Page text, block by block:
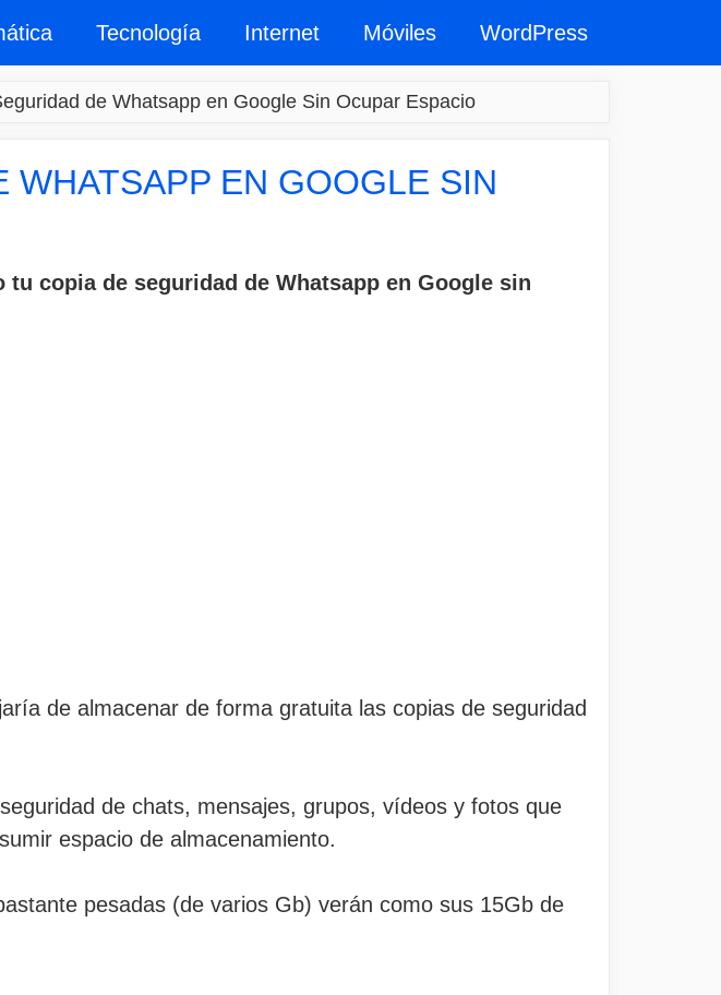
Tecnología Internet Móviles WordPress
de Whatsapp en Google Sin Ocupar Espacio
EN GOOGLE SIN
copia de seguridad de Whatsapp en Google sin
de almacenar de forma gratuita las copias de seguridad
de chats, mensajes, grupos, vídeos y fotos que
espacio de almacenamiento.
pesadas (de varios Gb) verán como sus 15Gb de